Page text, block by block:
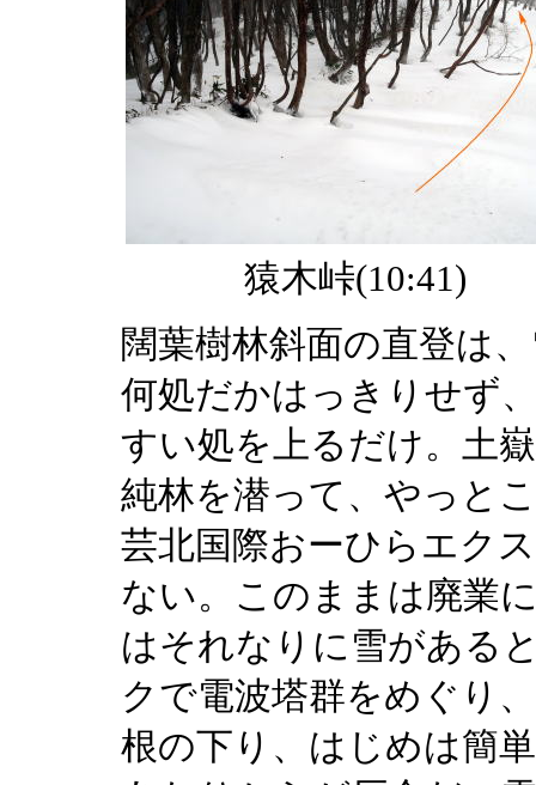
猿木峠(10:41)
闊葉樹林斜面の直登は
何処だかはっきりせず
すい処を上るだけ。土
純林を潜って、やっと
芸北国際おーひらエク
ない。このままは廃業
はそれなりに雪がある
クで電波塔群をめぐり
根の下り、はじめは簡